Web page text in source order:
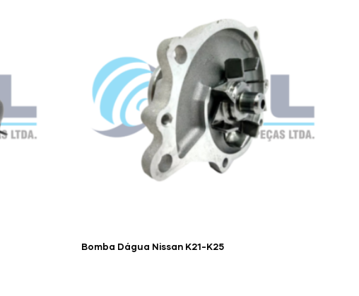
Bomba Dágua Nissan K21-K25